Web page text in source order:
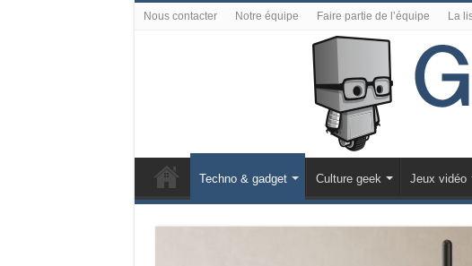
Nous contacter Notre équipe Faire partie de l’équipe La
Techno & gadget Culture geek Jeux vidéo